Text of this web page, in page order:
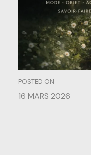
POSTED ON
16 MARS 2026